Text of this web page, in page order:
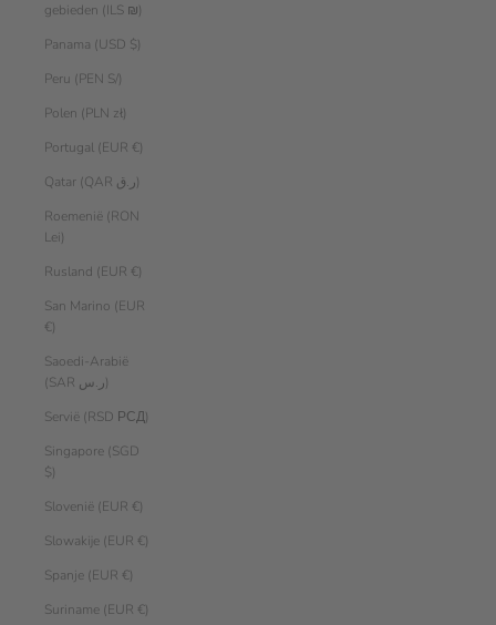
gebieden (ILS ₪)
Panama (USD $)
Peru (PEN S/)
Polen (PLN zł)
Portugal (EUR €)
Qatar (QAR ر.ق)
Roemenië (RON
Lei)
Rusland (EUR €)
San Marino (EUR
€)
Saoedi-Arabië
(SAR ر.س)
Servië (RSD РСД)
Singapore (SGD
$)
Slovenië (EUR €)
Slowakije (EUR €)
Spanje (EUR €)
Suriname (EUR €)